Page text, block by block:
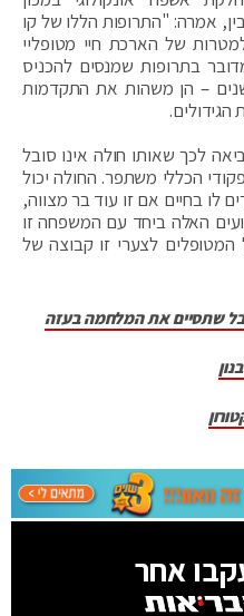
אמרה: "התרופות הללו של קו
של הארכת חיי מטופליי
בתרופות שמנסים להכניס
לסל הבריאות כבר 3 או 4 שנים – הן משהות את התקדמות
לכך שאותו חולה אינו סובל
הכללי משתפר. החולה יכול
לו בחיים אם זו עוד בר מצווה,
האלה ביחד עם המשפחה זו
לצערי זו קבוצה של
שתסיים את המלחמה בעזה
אחר